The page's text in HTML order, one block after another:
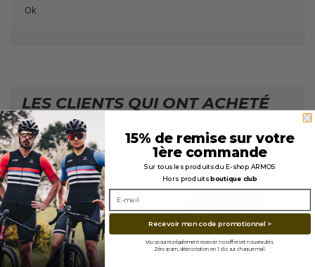
Ok
LES CLIENTS QUI ONT ACHETÉ
CE PRODUIT ONT ÉGALEMENT
ACHETÉ...
En stock
VERRES
REVO Bleu
VERRES
REVO Rouge Indisponible
15% de remise sur votre
1ère commande
Sur tous les produits du E-shop ARMOS
Hors produitsboutique club
Recevoir mon code promotionnel >
Vous pourrez également recevoir nos offres et nouveautés.
Zéro spam, désincription en 1 clic sur chaque mail.